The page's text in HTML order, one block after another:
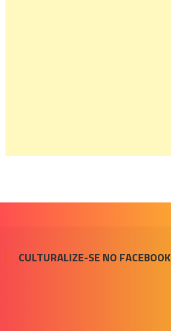
CULTURALIZE-SE NO FACEBOOK